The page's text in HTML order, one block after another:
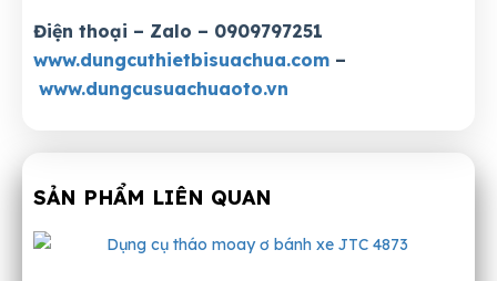
Điện thoại – Zalo – 0909797251
www.dungcuthietbisuachua.com –
www.dungcusuachuaoto.vn
SẢN PHẨM LIÊN QUAN